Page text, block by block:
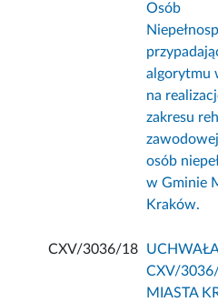
Osób
algorytmu
na
zakresu
osób
w Gminie
Kraków.
CXV/3036/18
CXV/
MIASTA